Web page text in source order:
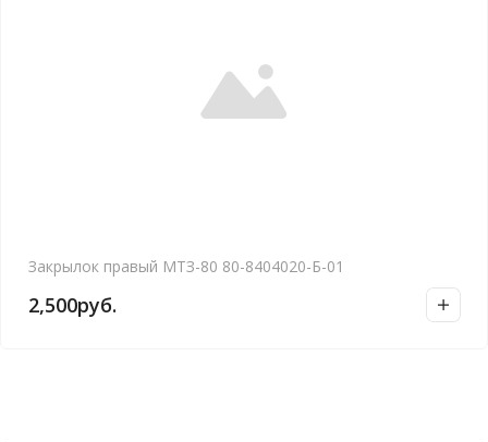
Закрылок правый МТЗ-80 80-8404020-Б-01
2,500руб.